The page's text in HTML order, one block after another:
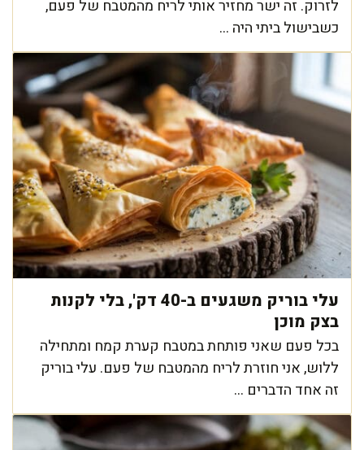
לזרוק. זה ישר מחזיר אותי לריח מהמטבח של פעם,
כשבישול ביתי היה ...
עלי בוריק משגעים ב-40 דק', בלי לקנות
בצק מוכן
בכל פעם שאני פותחת במטבח קערת קמח ומתחילה
ללוש, אני חוזרת לריח מהמטבח של פעם. עלי בוריק
זה אחד הדברים ...